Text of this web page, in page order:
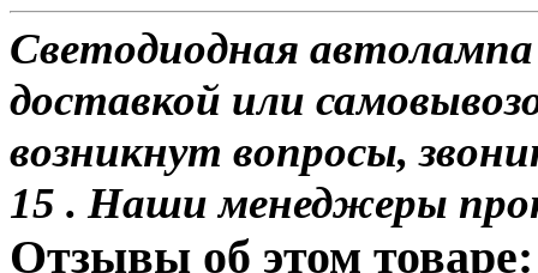
Светодиодная
доставкой или
возникнут вопросы,
15 . Наши менеджеры
Отзывы об этом товаре: